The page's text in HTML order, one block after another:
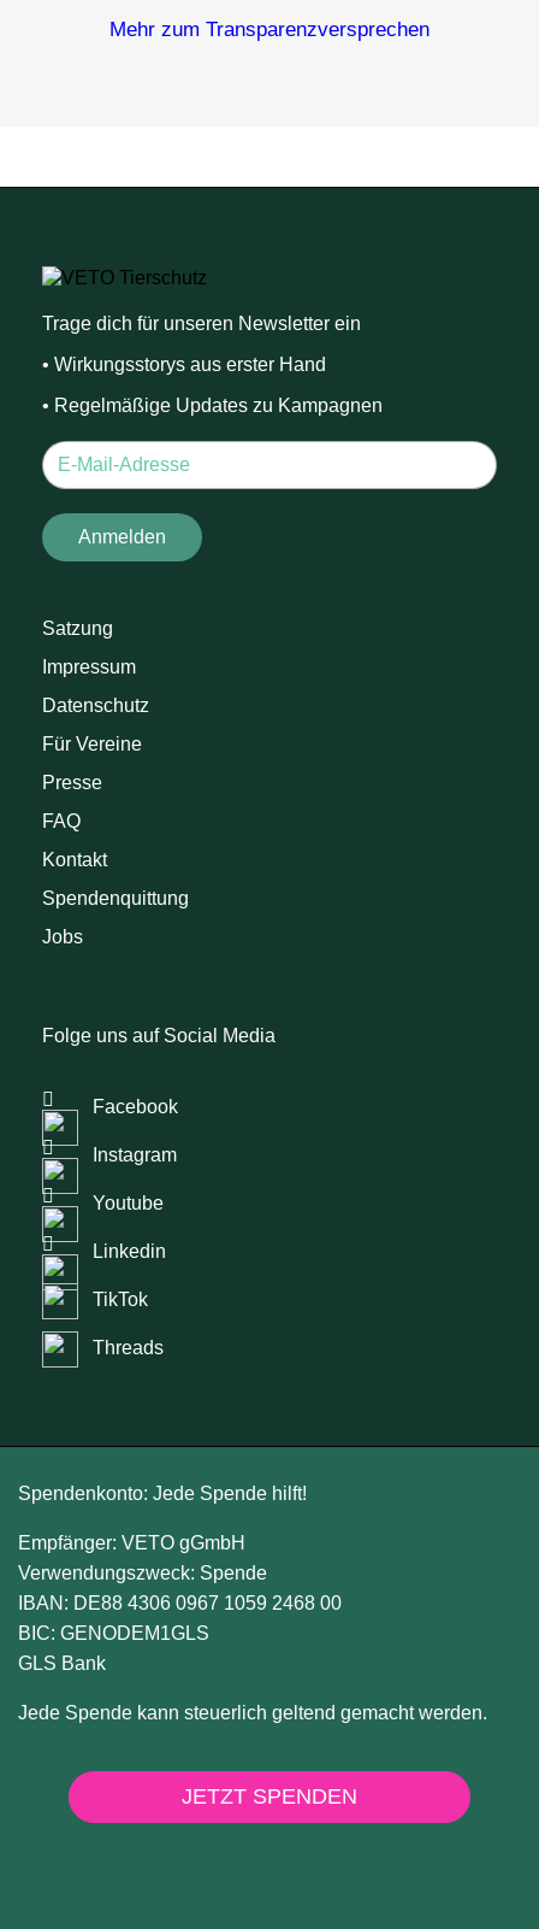
Mehr zum Transparenzversprechen
Trage dich für unseren Newsletter ein
• Wirkungsstorys aus erster Hand
• Regelmäßige Updates zu Kampagnen
Satzung
Impressum
Datenschutz
Für Vereine
Presse
FAQ
Kontakt
Spendenquittung
Jobs
Folge uns auf Social Media
Facebook
Instagram
Youtube
Linkedin
TikTok
Threads
Spendenkonto: Jede Spende hilft!
Empfänger: VETO gGmbH
Verwendungszweck: Spende
IBAN: DE88 4306 0967 1059 2468 00
BIC: GENODEM1GLS
GLS Bank
Jede Spende kann steuerlich geltend gemacht werden.
JETZT SPENDEN